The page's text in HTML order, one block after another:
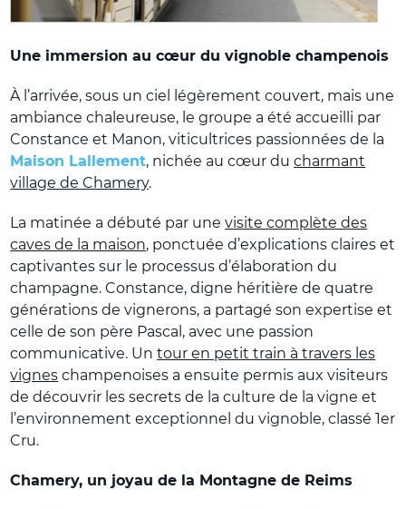
Une immersion au cœur du vignoble champenois
À l’arrivée, sous un ciel légèrement couvert, mais une
ambiance chaleureuse, le groupe a été accueilli par
Constance et Manon, viticultrices passionnées de la
Maison Lallement, nichée au cœur ducharmant
village de Chamery.
La matinée a débuté par unevisite complète des
caves de la maison, ponctuée d’explications claires et
captivantes sur le processus d’élaboration du
champagne. Constance, digne héritière de quatre
générations de vignerons, a partagé son expertise et
celle de son père Pascal, avec une passion
communicative. Untour en petit train à travers les
vignes champenoises a ensuite permis aux visiteurs
de découvrir les secrets de la culture de la vigne et
l’environnement exceptionnel du vignoble, classé 1er
Cru.
Chamery, un joyau de la Montagne de Reims